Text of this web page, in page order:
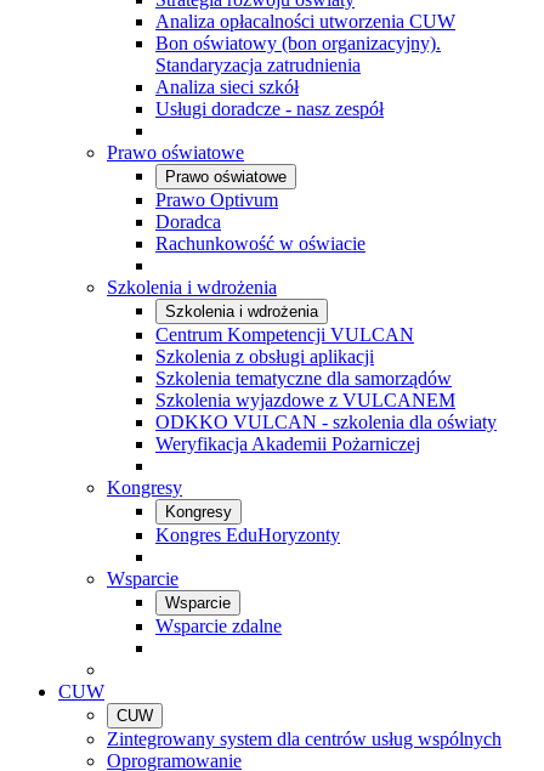
Analiza opłacalności utworzenia CUW
Bon oświatowy (bon organizacyjny).
Standaryzacja zatrudnienia
Analiza sieci szkół
Usługi doradcze - nasz zespół
Prawo oświatowe
Prawo oświatowe
Prawo Optivum
Doradca
Rachunkowość w oświacie
Szkolenia i wdrożenia
Szkolenia i wdrożenia
Centrum Kompetencji VULCAN
Szkolenia z obsługi aplikacji
Szkolenia tematyczne dla samorządów
Szkolenia wyjazdowe z VULCANEM
ODKKO VULCAN - szkolenia dla oświaty
Weryfikacja Akademii Pożarniczej
Kongresy
Kongresy
Kongres EduHoryzonty
Wsparcie
Wsparcie
Wsparcie zdalne
CUW
CUW
Zintegrowany system dla centrów usług wspólnych
Oprogramowanie